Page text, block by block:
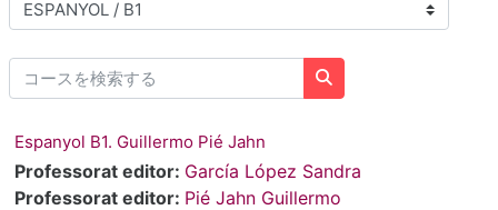
コースカテゴリ
コースを検索する
コースを検索する
Espanyol B1. Guillermo Pié Jahn
Professorat editor: García López Sandra
Professorat editor: Pié Jahn Guillermo